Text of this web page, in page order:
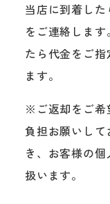
当店に到着し
をご連絡しま
たら代金をご
ます。
※ご返却をご希
負担お願いし
き、お客様の
扱います。